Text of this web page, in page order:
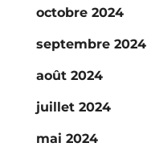
octobre 2024
septembre 2024
août 2024
juillet 2024
mai 2024